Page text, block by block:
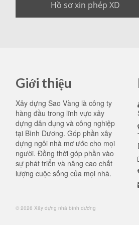
Hồ sơ xin phép XD
Giới thiệu
Xây dựng Sao Vàng là công ty
hàng đầu trong lĩnh vực xây
dựng dân dụng và công nghiệp
tại Bình Dương. Góp phần xây
dựng ngôi nhà mơ ước cho mọi
người. Đồng thời góp phần vào
sự phát triển và nâng cao chất
lượng cuộc sống của mọi nhà.
© 2026 Xây dựng nhà bình dương